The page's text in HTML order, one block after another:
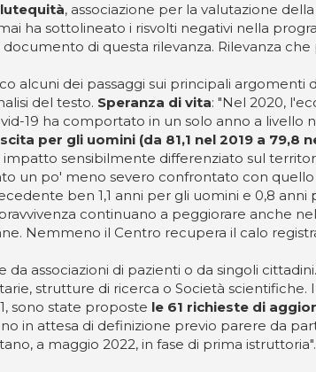
, associazione per la valutazione
ha sottolineato i risvolti negativi nella
documento di questa rilevanza. Rilevanza
alcuni dei passaggi sui principali argomenti
del testo. Speranza di vita: "Nel 2020,
19 ha comportato in un solo anno a livello
per gli uomini (da 81,1 nel 2019 a 79,8
impatto sensibilmente differenziato sul
un po' meno severo confrontato con
ben 1,1 anni per gli uomini e 0,8
continuano a peggiorare anche
Nemmeno il Centro recupera il calo
da associazioni di pazienti o da singoli
strutture di ricerca o Società
sono state proposte le 61 richieste di
in attesa di definizione previo parere da
a maggio 2022, in fase di prima istruttoria".